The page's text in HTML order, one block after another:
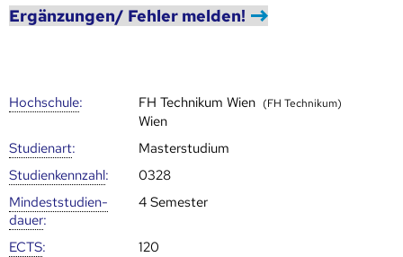
Ergänzungen/ Fehler melden!
Hoch­schule: FH Technikum Wien (FH Technikum)
Wien
Studienart:
Masterstudium
Studien­kenn­zahl:
0328
Mindest­studien­
dauer:
4 Semester
ECTS:
120